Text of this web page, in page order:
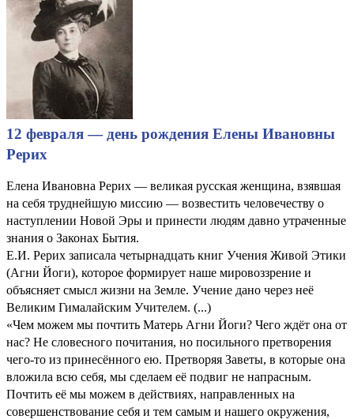
12 февраля — день рождения Елены Ивановны
Рерих
Елена Ивановна Рерих — великая русская женщина, взявшая
на себя труднейшую миссию — возвестить человечеству о
наступлении Новой Эры и принести людям давно утраченные
знания о Законах Бытия.
Е.И. Рерих записала четырнадцать книг Учения Живой Этики
(Агни Йоги), которое формирует наше мировоззрение и
объясняет смысл жизни на Земле. Учение дано через неё
Великим Гималайским Учителем. (...)
«Чем можем мы почтить Матерь Агни Йоги? Чего ждёт она от
нас? Не словесного почитания, но посильного претворения
чего-то из принесённого ею. Претворяя Заветы, в которые она
вложила всю себя, мы сделаем её подвиг не напрасным.
Почтить её мы можем в действиях, направленных на
совершенствование себя и тем самым и нашего окружения,